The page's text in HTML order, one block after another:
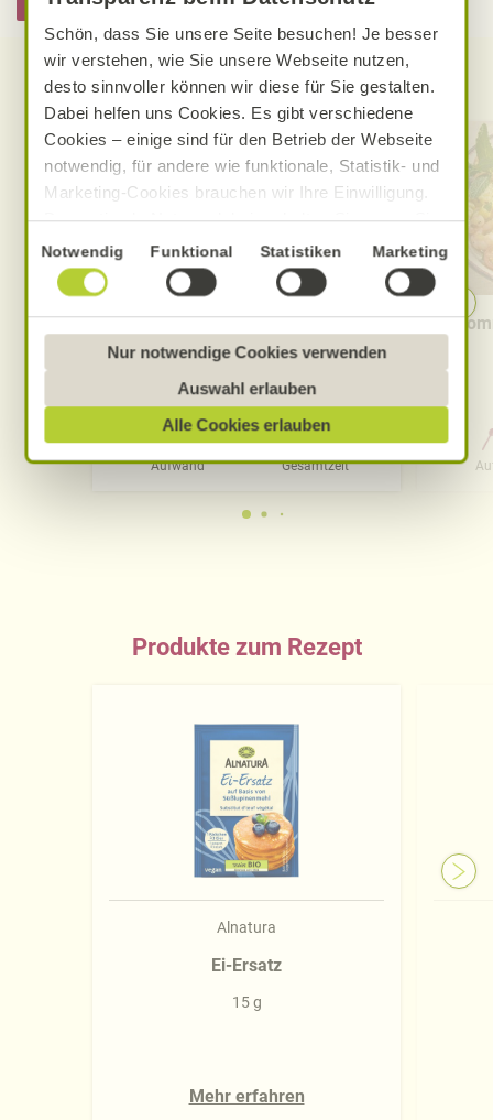
Schön, dass Sie unsere Seite besuchen! Je besser
wir verstehen, wie Sie unsere Webseite nutzen,
desto sinnvoller können wir diese für Sie gestalten.
Dabei helfen uns Cookies. Es gibt verschiedene
Cookies – einige sind für den Betrieb der Webseite
notwendig, für andere wie funktionale, Statistik- und
Marketing-Cookies brauchen wir Ihre Einwilligung.
Das optimale Nutzererlebnis erhalten Sie, wenn Sie
„Alle Cookies erlauben“ anklicken. Ihre Einwilligung
umfasst in diesem Fall auch den Einsatz von
Dienstleistern in Drittländern, die kein mit der EU
Sofern personenbezogene Daten dorthin übermittelt
werden, besteht das Risiko, dass diese erfasst und
analysiert werden und Betroffenenrechte nicht
durchgesetzt werden könnten. Sie können jederzeit
Ihre Einwilligung zur Datenverarbeitung und
Ausführliche Informationen finden Sie in unserer
Einwilligungsauswahl
Notwendig Funktional Statistiken Marketing
Alle Cookies erlauben
Auswahl erlauben
Nur notwendige Cookies verwenden
Entdecken Sie weitere Rezepte
Cremige Tomaten-Knoblauch-
Pasta
Aufwand
0 Std. 30 Min.
Gesamtzeit
Produkte zum Rezept
Alnatura
Ei-Ersatz
15 g
Mehr erfahren